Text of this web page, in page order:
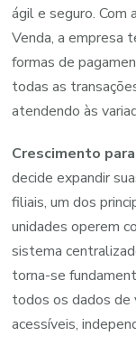
ágil e seguro. Com
Venda, a empresa
formas de
todas as
atendendo às
Crescimento
decide expandir
filiais, um dos
unidades operem
sistema
torna-se
todos os dados de
acessíveis,